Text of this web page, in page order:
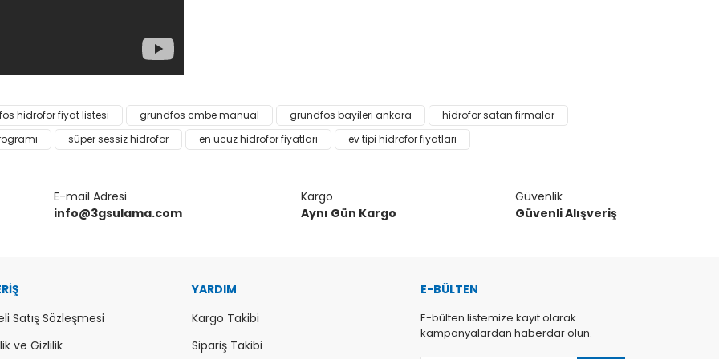
Bu ürüne ilk yorumu siz yapın!
ve diğer konularda yetersiz gördüğünüz noktaları öneri formunu kullanarak tarafımıza iletebilirsiniz.
hidrofor fiyat listesi grundfos cmbe manual grundfos bayileri ankara
hidrofor satan firmalar
süper sessiz hidrofor en ucuz hidrofor fiyatları ev tipi hidrofor fiyatları
E-mail Adresi
info@3gsulama.com
Kargo
Aynı Gün Kargo
Güvenlik
Güvenli Alışveriş
Satış Sözleşmesi
ve Gizlilik
YARDIM
Kargo Takibi
Sipariş Takibi
E-BÜLTEN
E-bülten listemize kayıt olarak
kampanyalardan haberdar olun.